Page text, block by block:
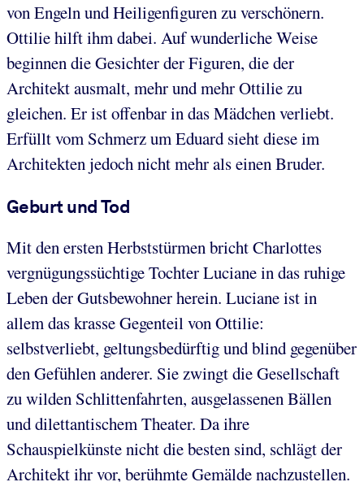
von Engeln und Heiligenfiguren zu verschönern.
Ottilie hilft ihm dabei. Auf wunderliche Weise
beginnen die Gesichter der Figuren, die der
Architekt ausmalt, mehr und mehr Ottilie zu
gleichen. Er ist offenbar in das Mädchen verliebt.
Erfüllt vom Schmerz um Eduard sieht diese im
Architekten jedoch nicht mehr als einen Bruder.
Geburt und Tod
Mit den ersten Herbststürmen bricht Charlottes
vergnügungssüchtige Tochter Luciane in das ruhige
Leben der Gutsbewohner herein. Luciane ist in
allem das krasse Gegenteil von Ottilie:
selbstverliebt, geltungsbedürftig und blind gegenüber
den Gefühlen anderer. Sie zwingt die Gesellschaft
zu wilden Schlittenfahrten, ausgelassenen Bällen
und dilettantischem Theater. Da ihre
Schauspielkünste nicht die besten sind, schlägt der
Architekt ihr vor, berühmte Gemälde nachzustellen.